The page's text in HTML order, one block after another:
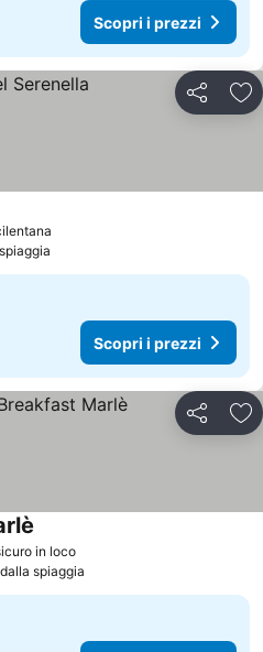
Scopri i prezzi
Condividi
Scopri i prezzi
Condividi
in loco
spiaggia